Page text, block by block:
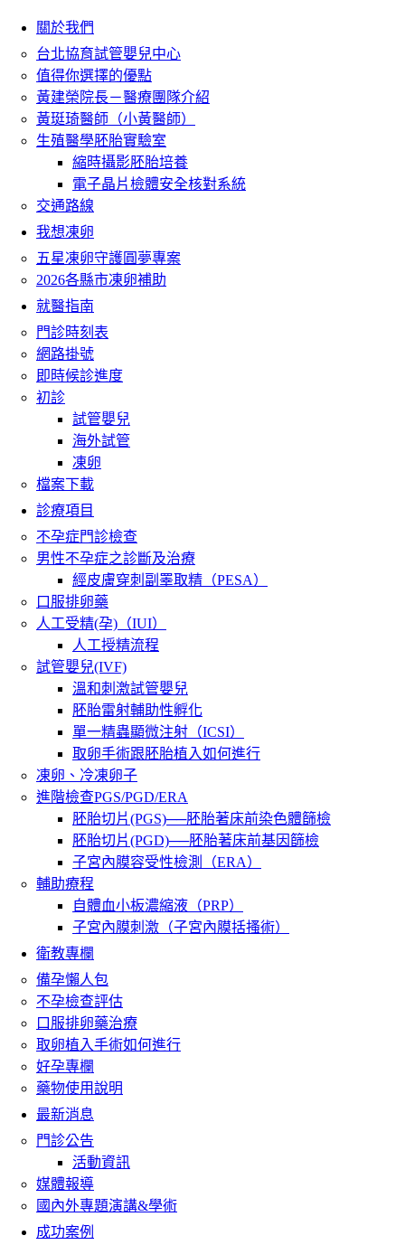
關於我們
台北協育試管嬰兒中心
值得你選擇的優點
黃建榮院長－醫療團隊介紹
黃珽琦醫師（小黃醫師）
生殖醫學胚胎實驗室
縮時攝影胚胎培養
電子晶片檢體安全核對系統
交通路線
我想凍卵
五星凍卵守護圓夢專案
2026各縣市凍卵補助
就醫指南
門診時刻表
網路掛號
即時候診進度
初診
試管嬰兒
海外試管
凍卵
檔案下載
診療項目
不孕症門診檢查
男性不孕症之診斷及治療
經皮膚穿刺副睪取精（PESA）
口服排卵藥
人工受精(孕)（IUI）
人工授精流程
試管嬰兒(IVF)
溫和刺激試管嬰兒
胚胎雷射輔助性孵化
單一精蟲顯微注射（ICSI）
取卵手術跟胚胎植入如何進行
凍卵、冷凍卵子
進階檢查PGS/PGD/ERA
胚胎切片(PGS)──胚胎著床前染色體篩檢
胚胎切片(PGD)──胚胎著床前基因篩檢
子宮內膜容受性檢測（ERA）
輔助療程
自體血小板濃縮液（PRP）
子宮內膜刺激（子宮內膜括搔術）
衛教專欄
備孕懶人包
不孕檢查評估
口服排卵藥治療
取卵植入手術如何進行
好孕專欄
藥物使用說明
最新消息
門診公告
活動資訊
媒體報導
國內外專題演講&學術
成功案例